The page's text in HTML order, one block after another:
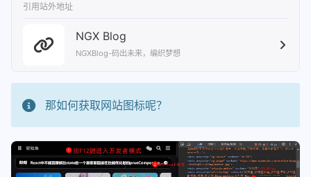
引用站外地址
NGX Blog
NGXBlog-码出未来，编织梦想
那如何获取网站图标呢？